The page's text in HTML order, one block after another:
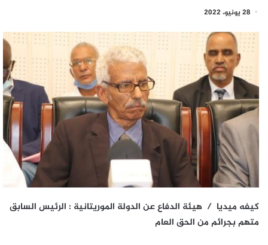
28 يونيو، 2022
كيفه ميديا / هيئة الدفاع عن الدولة الموريتانية : الرئيس السابق
متهم بجرائم من الحق العام